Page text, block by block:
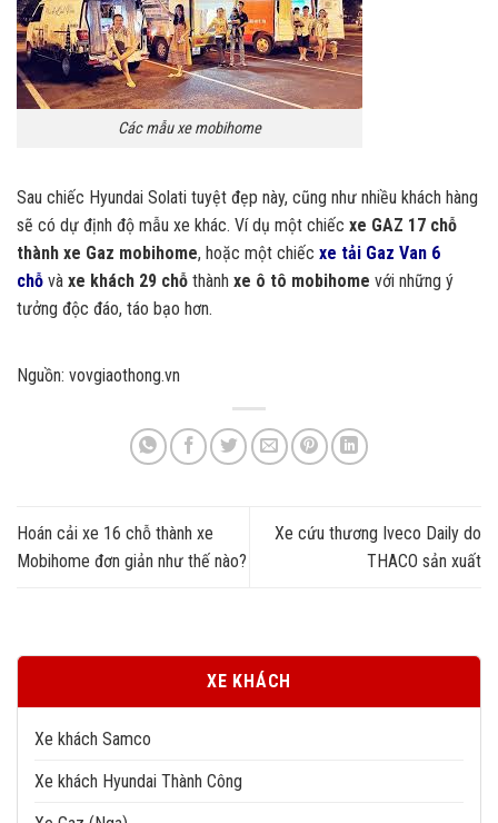
XE KHÁCH
Xe khách Samco
Xe khách Hyundai Thành Công
Các mẫu xe mobihome
Sau chiếc Hyundai Solati tuyệt đẹp này, cũng như nhiều khách hàng
sẽ có dự định độ mẫu xe khác. Ví dụ một chiếc xe GAZ 17 chỗ
thành xe Gaz mobihome, hoặc một chiếc xe tải Gaz Van 6
chỗ và xe khách 29 chỗ thành xe ô tô mobihome với những ý
tưởng độc đáo, táo bạo hơn.
Nguồn: vovgiaothong.vn
Hoán cải xe 16 chỗ thành xe
Mobihome đơn giản như thế nào?
Xe cứu thương Iveco Daily do
THACO sản xuất